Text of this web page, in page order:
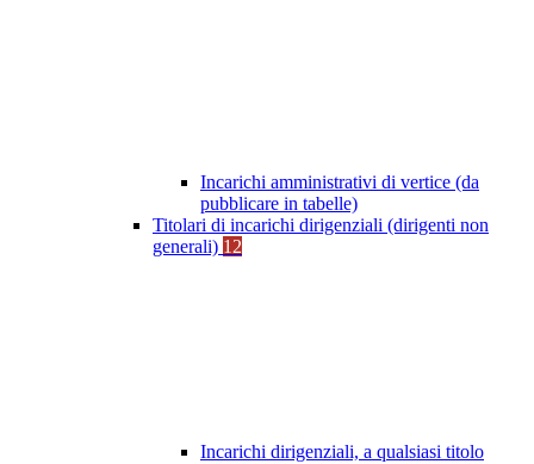
Incarichi amministrativi di vertice (da
pubblicare in tabelle)
Titolari di incarichi dirigenziali (dirigenti non
generali) 12
Incarichi dirigenziali, a qualsiasi titolo